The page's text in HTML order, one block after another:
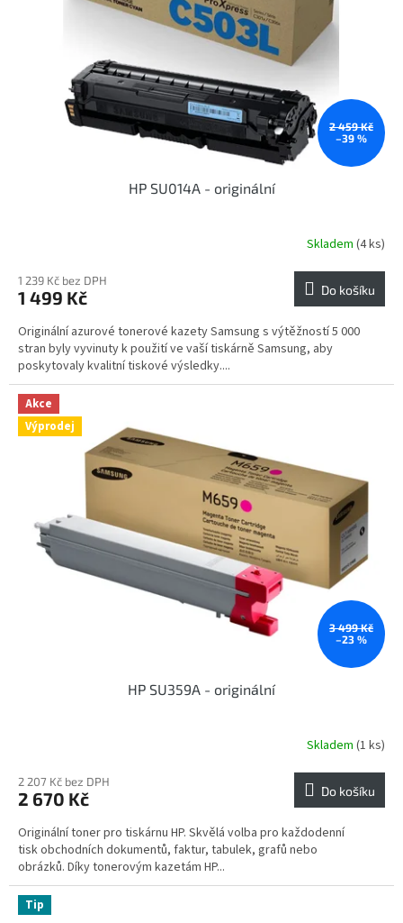
2 459 Kč
–39 %
HP SU014A - originální
Skladem (4 ks)
1 239 Kč bez DPH
1 499 Kč Do košíku
Originální azurové tonerové kazety Samsung s výtěžností 5 000
stran byly vyvinuty k použití ve vaší tiskárně Samsung, aby
poskytovaly kvalitní tiskové výsledky....
Akce
Výprodej
3 499 Kč
–23 %
HP SU359A - originální
Skladem (1 ks)
2 207 Kč bez DPH
2 670 Kč Do košíku
Originální toner pro tiskárnu HP. Skvělá volba pro každodenní
tisk obchodních dokumentů, faktur, tabulek, grafů nebo
obrázků. Díky tonerovým kazetám HP...
Tip